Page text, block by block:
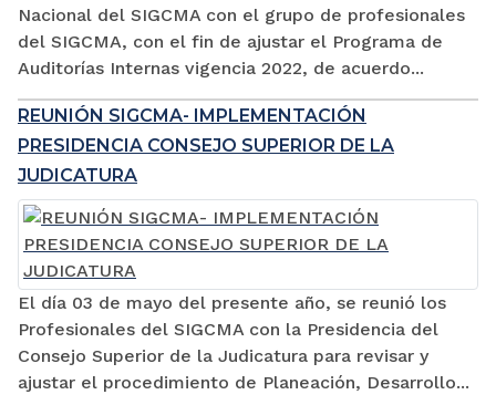
Nacional del SIGCMA con el grupo de profesionales
del SIGCMA, con el fin de ajustar el Programa de
Auditorías Internas vigencia 2022, de acuerdo...
REUNIÓN SIGCMA- IMPLEMENTACIÓN
PRESIDENCIA CONSEJO SUPERIOR DE LA
JUDICATURA
El día 03 de mayo del presente año, se reunió los
Profesionales del SIGCMA con la Presidencia del
Consejo Superior de la Judicatura para revisar y
ajustar el procedimiento de Planeación, Desarrollo...